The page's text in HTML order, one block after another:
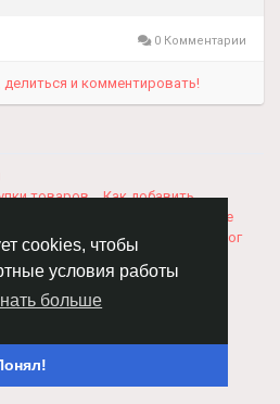
cookies, чтобы
условия работы
больше
0 Комментарии
и комментировать!
товаров
Как добавить
Соглашение
Свяжитесь с нами Каталог